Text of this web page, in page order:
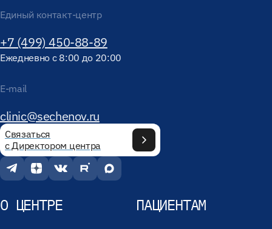
Единый контакт-центр
+7 (499) 450-88-89
Ежедневно с 8:00 до 20:00
E-mail
clinic@sechenov.ru
Связаться
с Директором центра
О ЦЕНТРЕ ПАЦИЕНТАМ